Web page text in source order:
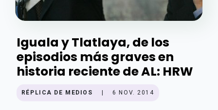
Iguala y Tlatlaya, de los
episodios más graves en
historia reciente de AL: HRW
RÉPLICA DE MEDIOS 6 NOV. 2014